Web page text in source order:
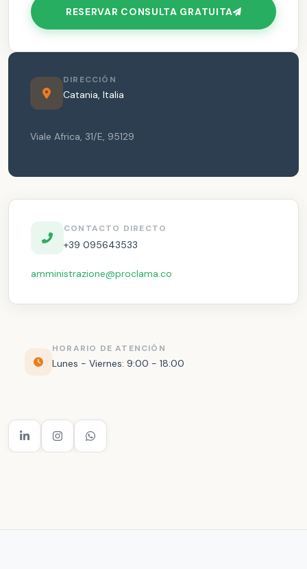
RESERVAR CONSULTA GRATUITA
DIRECCIÓN
Catania, Italia
Viale Africa, 31/E, 95129
CONTACTO DIRECTO
+39 095643533
amministrazione@proclama.co
HORARIO DE ATENCIÓN
Lunes - Viernes: 9:00 - 18:00